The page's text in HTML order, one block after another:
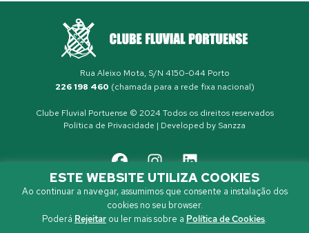
Rua Aleixo Mota, S/N 4150-044 Porto
226 198 460 (chamada para a rede fixa nacional)
Clube Fluvial Portuense © 2024 Todos os direitos reservados
Política de Privacidade | Developed by Sanzza
ESTE WEBSITE UTILIZA COOKIES
Ao continuar a navegar, assumimos que consente a instalação dos
cookies no seu browser.
Poderá Rejeitar ou ler mais sobre a Política de Cookies.